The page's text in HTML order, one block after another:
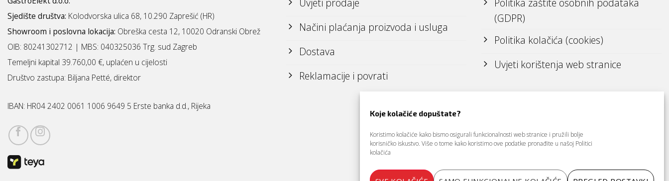
Koje kolačiće dopuštate?
Koristimo kolačiće kako bismo osigurali funkcionalnosti web stranice i pružili bolje
korisničko iskustvo. Više o tome kako koristimo ove podatke pronađite u našoj Politici
kolačića
Sjedište društva: Kolodvorska ulica 68, 10.290 Zaprešić (HR)
Showroom i poslovna lokacija: Obreška cesta 12, 10020 Odranski Obrež
OIB: 80241302712 | MBS: 040325036 Trg. sud Zagreb
Temeljni kapital 39.760,00 €, uplaćen u cijelosti
Društvo zastupa: Biljana Petté, direktor
IBAN: HR04 2402 0061 1006 9649 5 Erste banka d.d., Rijeka
Uvjeti prodaje
Načini plaćanja proizvoda i usluga
Dostava
Reklamacije i povrati
Politika zaštite osobnih podataka
(GDPR)
Politika kolačića (cookies)
Uvjeti korištenja web stranice